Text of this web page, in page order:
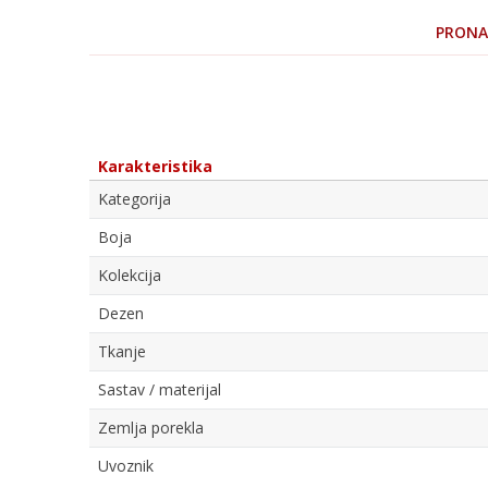
Karakteristika
Kategorija
Boja
Kolekcija
Dezen
Tkanje
Sastav / materijal
Zemlja porekla
Uvoznik